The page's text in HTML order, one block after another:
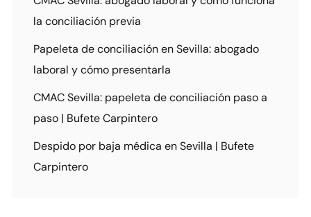
la conciliación previa
Papeleta de conciliación en Sevilla: abogado
laboral y cómo presentarla
CMAC Sevilla: papeleta de conciliación paso a
paso | Bufete Carpintero
Despido por baja médica en Sevilla | Bufete
Carpintero